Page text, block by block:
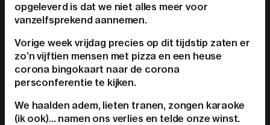
opgeleverd is dat we niet alles meer voor
vanzelfsprekend aannemen.
Vorige week vrijdag precies op dit tijdstip zaten er
zo’n vijftien mensen met pizza en een heuse
corona bingokaart naar de corona
persconferentie te kijken.
We haalden adem, lieten tranen, zongen karaoke
(ik ook)… namen ons verlies en telde onze winst.